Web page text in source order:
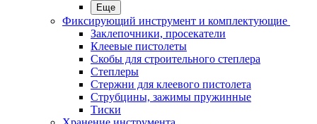
Еще
Фиксирующий инструмент и комплектующие
Заклепочники, просекатели
Клеевые пистолеты
Скобы для строительного степлера
Степлеры
Стержни для клеевого пистолета
Струбцины, зажимы пружинные
Тиски